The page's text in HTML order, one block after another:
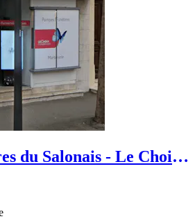
du Salonais - Le Choix